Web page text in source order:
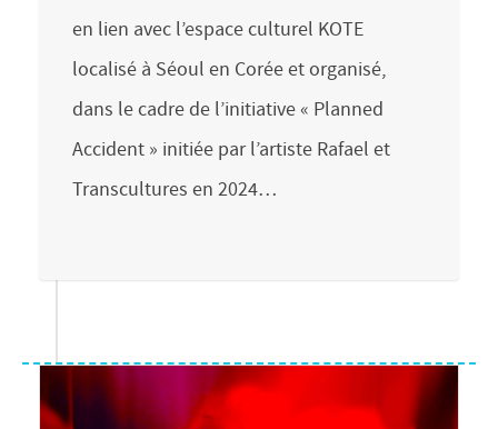
en lien avec l’espace culturel KOTE
localisé à Séoul en Corée et organisé,
dans le cadre de l’initiative « Planned
Accident » initiée par l’artiste Rafael et
Transcultures en 2024…